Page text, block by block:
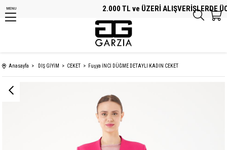
2.000 TL ve ÜZERİ ALIŞVERİŞLERDE
MENU
Anasayfa DIŞ GİYİM CEKET Fuşya İNCİ DÜĞME DETAYLI KADIN CEKET